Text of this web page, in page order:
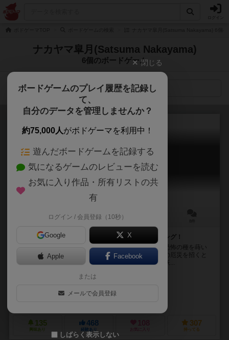
ナカヤマ皐月(Satsuma Nakayama)
6個のボードゲーム
検索メニュー
妖怪セプテット
Yokai Septet
30分前後
ボス妖怪を退治せよ！「７」を集めるトリックテイキング！
封建時代の日出ずる国、魑魅魍魎が暗闇に紛れ人々に恐怖の種を蒔い
ていた頃。妖怪たちは、火災・洪水・落雷・疫病などの厄災を招くと
して恐れられていた。陰陽師である貴方のもとへは、妖...
常時 次人（Tsuguto Tsuneji）
135
興味あり
468
経験あり お気に入り
307
持ってる
閉じる
ボードゲームのプレイ履歴を記録し
て、
自分のデータを管理しませんか？
約75,000人がボドゲーマを利用中！
遊んだボードゲームを記録する
気になるゲームのレビューを読む
お気に入り作品・所有リストの共
有
ログイン / 会員登録（10秒）
Google X
Apple Facebook
または
メールで会員登録
しばらく表示しない